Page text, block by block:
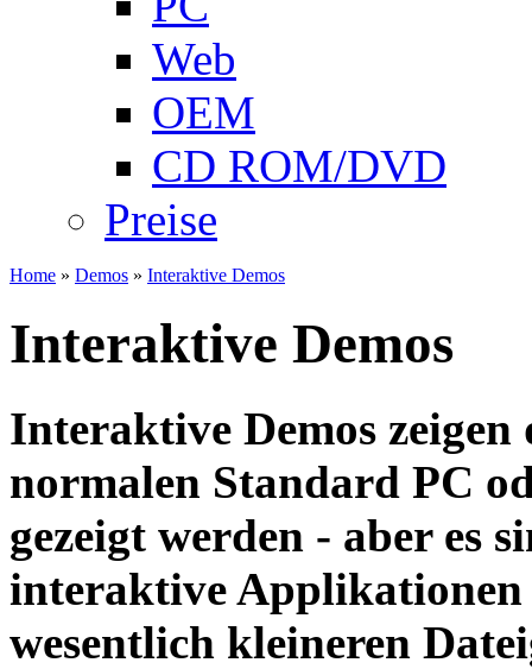
Web
OEM
CD ROM/DVD
Preise
Home » Demos » Interaktive Demos
Interaktive Demos
Interaktive Demos
normalen Standard PC
gezeigt werden - aber es
interaktive Applikationen
wesentlich kleineren